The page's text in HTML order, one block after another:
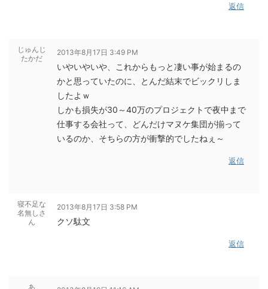
返信
じゅんじ
たかだ
2013年8月17日 3:49 PM
いやいやいや、これからもっと凄い事が始まるの
かと思っていたのに、とんだ結末でビックリしま
したよｗ
しかも損失が30～40万のプロジェクトで夜中まで
仕事する会社って、どんだけマヌケ集団が揃って
いるのか、そちらの方が衝撃的でしたねぇ～
返信
寝不足な
名無しさ
ん
2013年8月17日 3:58 PM
クソ駄文
返信
あ